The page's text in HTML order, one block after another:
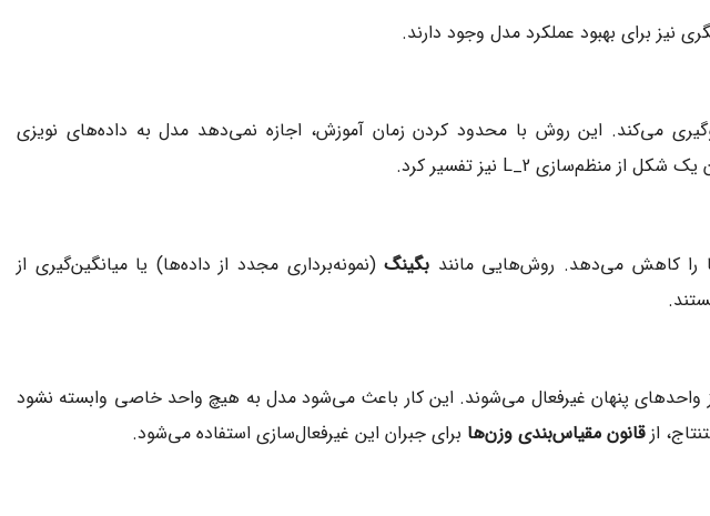
برای بهبود عملکرد مدل وجود دارند.
می‌کند. این روش با محدود کردن زمان آموزش، اجازه نمی‌دهد مدل به داده‌های نویزی
یک شکل از منظم‌سازی L_2 نیز تفسیر کرد.
را کاهش می‌دهد. روش‌هایی مانند بگینگ(نمونه‌برداری مجدد از داده‌ها) یا میانگین‌گیری از
واحدهای پنهان غیرفعال می‌شوند. این کار باعث می‌شود مدل به هیچ واحد خاصی وابسته نشود
ازقانون مقیاس‌بندی وزن‌ها برای جبران این غیرفعال‌سازی استفاده می‌شود.